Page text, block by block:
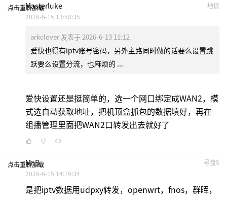
点击重新加载 地板
Masterluke
2026-6-15 13:58:35
arkclover 发表于 2026-6-13 11:12
爱快也得有iptv账号密码，另外主路同时做的话要么设置跳
跃要么设置分流，也麻烦的 ...
爱快设置还是挺简单的，选一个网口绑定成WAN2，模
式选自动获取地址，把机顶盒抓包的数据填好，再在
组播管理里面把WAN2口转发出去就好了
点击重新加载 号盘5
Mr.B
2026-6-15 14:19:34
是把iptv数据用udpxy转发，openwrt，fnos，群晖，